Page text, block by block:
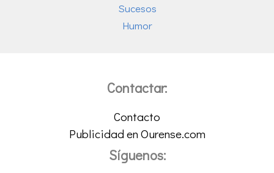
Sucesos
Humor
Contactar:
Contacto
Publicidad en Ourense.com
Síguenos: